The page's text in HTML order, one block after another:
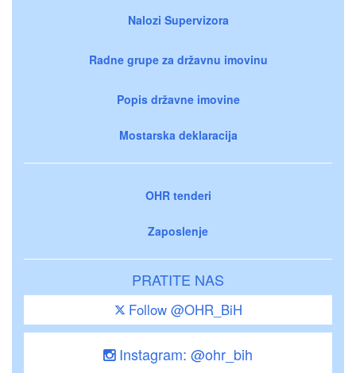
Nalozi Supervizora
Radne grupe za državnu imovinu
Popis državne imovine
Mostarska deklaracija
OHR tenderi
Zaposlenje
PRATITE NAS
Follow @OHR_BiH
Instagram: @ohr_bih